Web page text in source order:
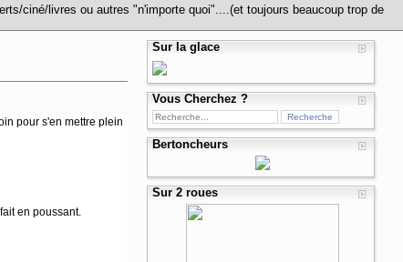
ciné/livres ou autres "n'importe quoi"....(et toujours beaucoup trop de
pour s'en mettre plein
en poussant.
Sur la glace
Vous Cherchez ?
Bertoncheurs
Sur 2 roues